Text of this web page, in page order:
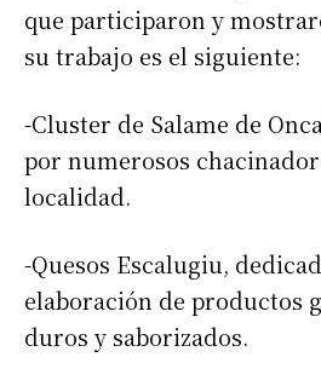
que participaron y
su trabajo es el siguiente:
-Cluster de Salame de
por numerosos
localidad.
-Quesos Escalugiu,
elaboración de productos
duros y saborizados.